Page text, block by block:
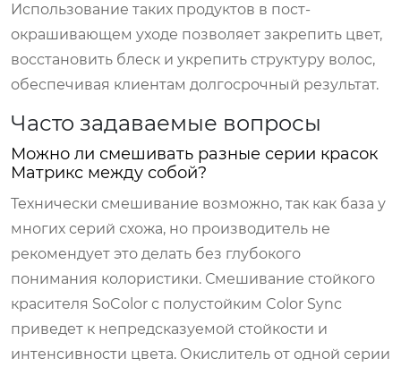
Использование таких продуктов в пост-
окрашивающем уходе позволяет закрепить цвет,
восстановить блеск и укрепить структуру волос,
обеспечивая клиентам долгосрочный результат.
Часто задаваемые вопросы
Можно ли смешивать разные серии красок
Матрикс между собой?
Технически смешивание возможно, так как база у
многих серий схожа, но производитель не
рекомендует это делать без глубокого
понимания колористики. Смешивание стойкого
красителя SoColor с полустойким Color Sync
приведет к непредсказуемой стойкости и
интенсивности цвета. Окислитель от одной серии